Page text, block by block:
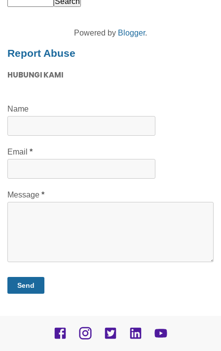
Powered by Blogger.
Report Abuse
HUBUNGI KAMI
Name
Email *
Message *